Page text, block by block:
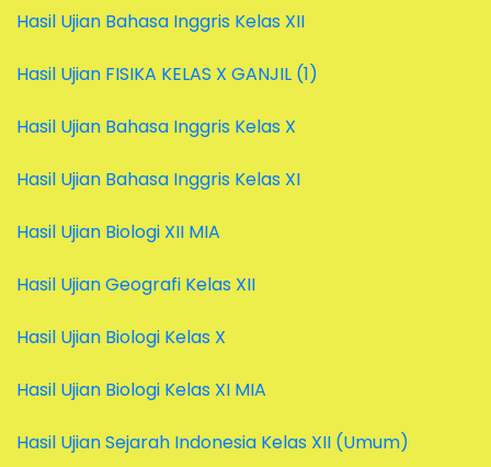
Hasil Ujian Bahasa Inggris Kelas XII
Hasil Ujian FISIKA KELAS X GANJIL (1)
Hasil Ujian Bahasa Inggris Kelas X
Hasil Ujian Bahasa Inggris Kelas XI
Hasil Ujian Biologi XII MIA
Hasil Ujian Geografi Kelas XII
Hasil Ujian Biologi Kelas X
Hasil Ujian Biologi Kelas XI MIA
Hasil Ujian Sejarah Indonesia Kelas XII (Umum)